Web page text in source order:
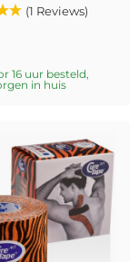
(1 Reviews)
16 uur besteld,
in huis